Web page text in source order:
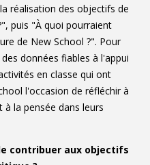
réalisation des objectifs de
puis "À quoi pourraient
de New School ?". Pour
données fiables à l'appui
en classe qui ont
l'occasion de réfléchir à
la pensée dans leurs
contribuer aux objectifs